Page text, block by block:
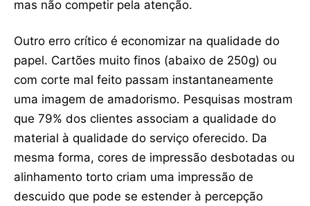
mas não competir pela atenção.
Outro erro crítico é economizar na qualidade do
papel. Cartões muito finos (abaixo de 250g) ou
com corte mal feito passam instantaneamente
uma imagem de amadorismo. Pesquisas mostram
que 79% dos clientes associam a qualidade do
material à qualidade do serviço oferecido. Da
mesma forma, cores de impressão desbotadas ou
alinhamento torto criam uma impressão de
descuido que pode se estender à percepção